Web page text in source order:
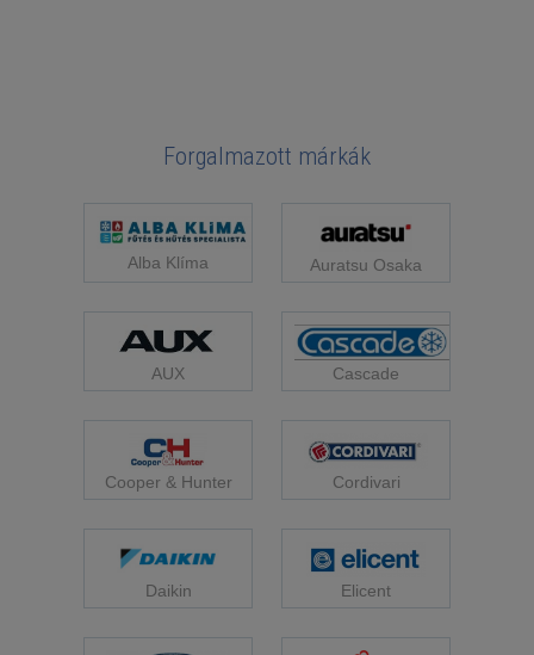
Forgalmazott márkák
Alba Klíma Auratsu Osaka
AUX Cascade
Cooper & Hunter Cordivari
Daikin Elicent